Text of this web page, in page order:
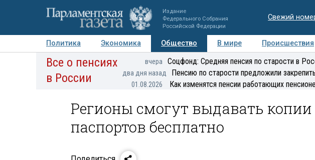
Издание
Федерального Собрания
Российской Федерации
Свежий
Политика Экономика Общество В мире Происшествия
Авторы Персоны Мнения Регионы Медиацентр
Все о пенсиях
в России
вчера Соцфонд: Средняя пенсия по старости в
два дня назад Пенсию по старости предложили
01.08.2026 Как изменятся пенсии работающих
Регионы смогут выдавать
паспортов бесплатно